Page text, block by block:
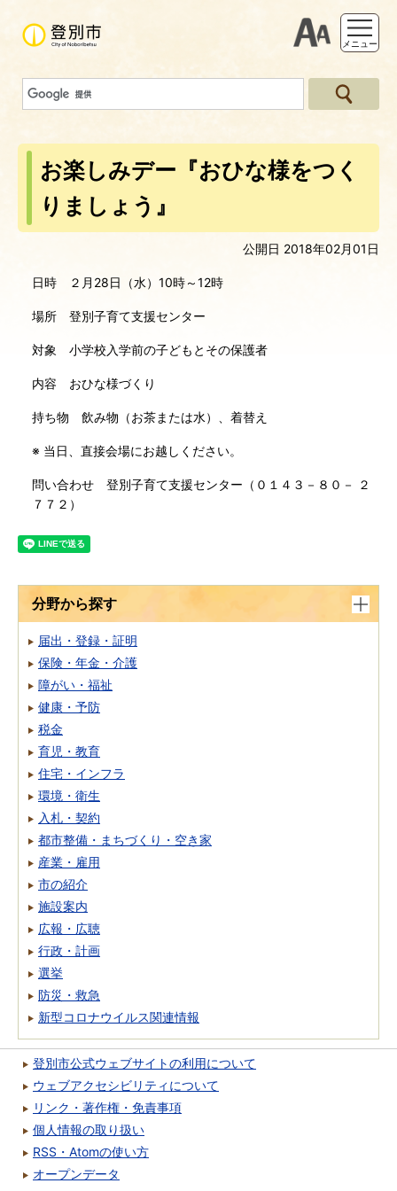
支援ツー
メニュー
お楽しみデー『おひな様をつく
りましょう』
公開日 2018年02月01日
日時 ２月28日（水）10時～12時
場所 登別子育て支援センター
対象 小学校入学前の子どもとその保護者
内容 おひな様づくり
持ち物 飲み物（お茶または水）、着替え
※ 当日、直接会場にお越しください。
問い合わせ 登別子育て支援センター（０１４３－８０－ ２
７７２）
分野から探す
届出・登録・証明
保険・年金・介護
障がい・福祉
健康・予防
税金
育児・教育
住宅・インフラ
環境・衛生
入札・契約
都市整備・まちづくり・空き家
産業・雇用
市の紹介
施設案内
広報・広聴
行政・計画
選挙
防災・救急
新型コロナウイルス関連情報
登別市公式ウェブサイトの利用について
ウェブアクセシビリティについて
リンク・著作権・免責事項
個人情報の取り扱い
RSS・Atomの使い方
オープンデータ